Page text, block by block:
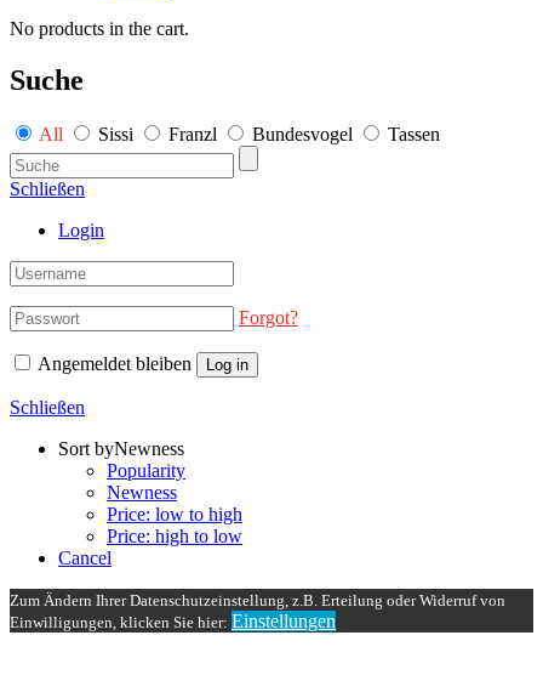
No products in the cart.
Suche
All Sissi Franzl Bundesvogel Tassen
Schließen
Login
Forgot?
Angemeldet bleiben Log in
Schließen
Sort byNewness
Popularity
Newness
Price: low to high
Price: high to low
Cancel
Zum Ändern Ihrer Datenschutzeinstellung, z.B. Erteilung oder Widerruf von
Einwilligungen, klicken Sie hier: Einstellungen